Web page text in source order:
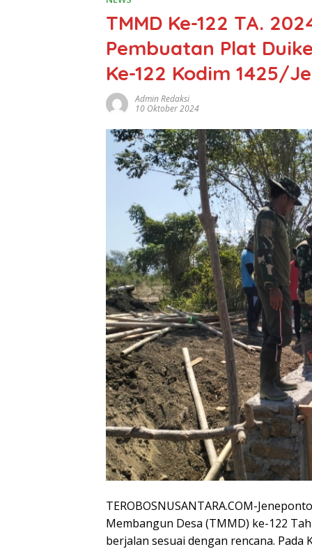
TMMD Ke-122 TA.
Pembuatan Plat
Ke-122 Kodim 1425/
Admin Redaksi
10 Oktober 2024
TEROBOSNUSANTARA.COM-
Membangun Desa (TMMD) ke-122
berjalan sesuai dengan rencana. Pada